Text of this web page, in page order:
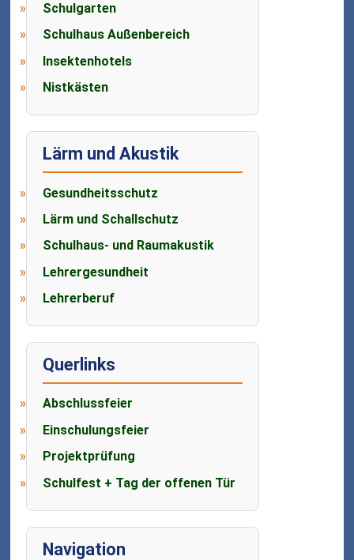
Schulgarten
Schulhaus Außenbereich
Insektenhotels
Nistkästen
Lärm und Akustik
Gesundheitsschutz
Lärm und Schallschutz
Schulhaus- und Raumakustik
Lehrergesundheit
Lehrerberuf
Querlinks
Abschlussfeier
Einschulungsfeier
Projektprüfung
Schulfest + Tag der offenen Tür
Navigation